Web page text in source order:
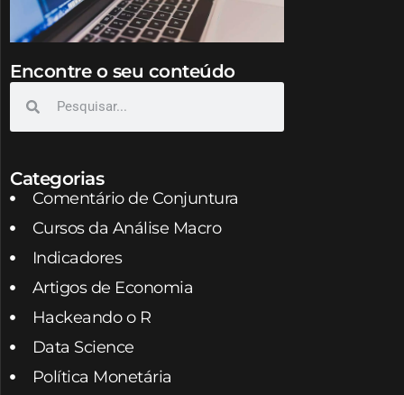
Encontre o seu conteúdo
Categorias
Comentário de Conjuntura
Cursos da Análise Macro
Indicadores
Artigos de Economia
Hackeando o R
Data Science
Política Monetária